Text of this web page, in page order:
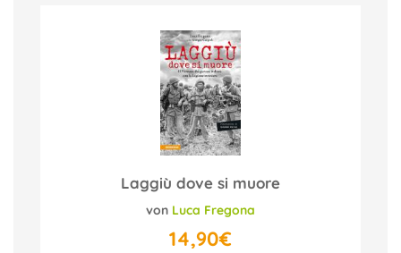
Laggiù dove si muore
von Luca Fregona
14,90€